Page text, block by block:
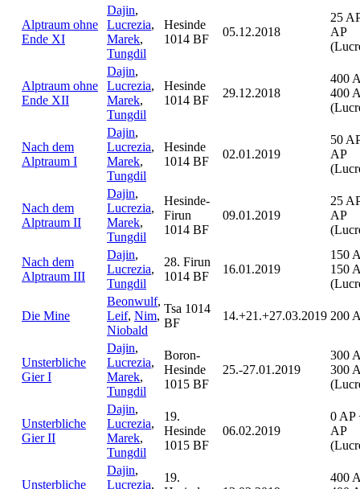
Alptraum ohne
Ende XI
Dajin,
Lucrezia,
Marek,
Tungdil
Hesinde
1014 BF
05.12.2018
25
AP
Alptraum ohne
Ende XII
Dajin,
Lucrezia,
Marek,
Tungdil
Hesinde
1014 BF
29.12.2018
400
400
Nach dem
Alptraum I
Dajin,
Lucrezia,
Marek,
Tungdil
Hesinde
1014 BF
02.01.2019
50
AP
Nach dem
Alptraum II
Dajin,
Lucrezia,
Marek,
Tungdil
Hesinde-
Firun
1014 BF
09.01.2019
25
AP
Nach dem
Alptraum III
Dajin,
Lucrezia,
Tungdil
28. Firun
1014 BF
16.01.2019
150
150
Die Mine
Beonwulf,
Leif, Nim,
Niobald
Tsa 1014
BF
14.+21.+27.03.2019 200
Unsterbliche
Gier I
Dajin,
Lucrezia,
Marek,
Tungdil
Boron-
Hesinde
1015 BF
25.-27.01.2019
300
300
Unsterbliche
Gier II
Dajin,
Lucrezia,
Marek,
Tungdil
19.
Hesinde
1015 BF
06.02.2019
0 AP
AP
Unsterbliche
Dajin,
Lucrezia,
19.
400